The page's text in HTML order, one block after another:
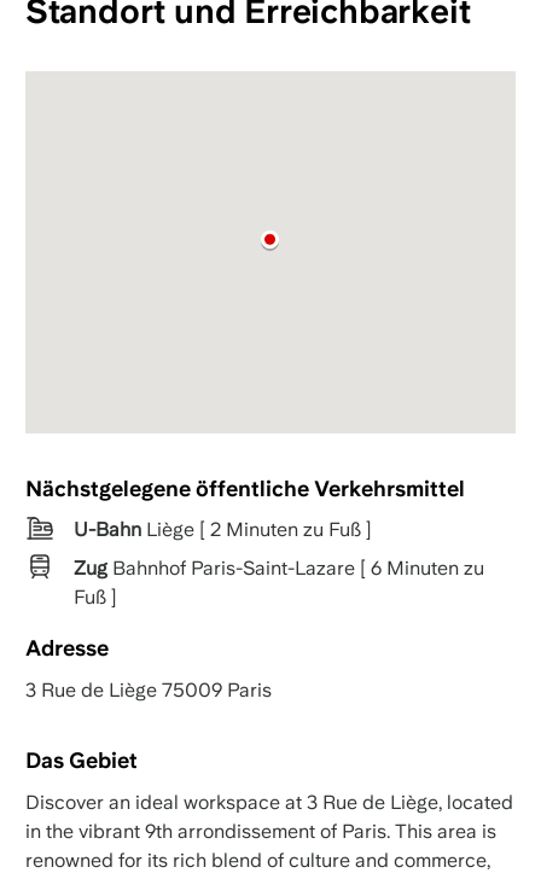
Standort und Erreichbarkeit
Nächstgelegene öffentliche Verkehrsmittel
U-BahnLiège [ 2 Minuten zu Fuß ]
ZugBahnhof Paris-Saint-Lazare [ 6 Minuten zu
Fuß ]
Adresse
3 Rue de Liège 75009 Paris
Das Gebiet
Discover an ideal workspace at 3 Rue de Liège, located
in the vibrant 9th arrondissement of Paris. This area is
renowned for its rich blend of culture and commerce,